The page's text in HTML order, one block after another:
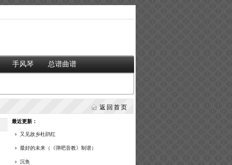
手风琴 总谱曲谱
返回首页
最近更新：
又见故乡杜鹃红
最好的未来（《弹吧音教》制谱）
沉鱼